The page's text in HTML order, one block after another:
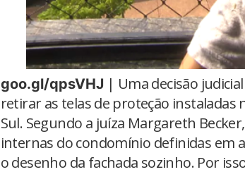
goo.gl/qpsVHJ | Uma decisão
retirar as telas de proteção instaladas
Sul. Segundo a juíza Margareth
internas do condomínio definidas em
o desenho da fachada sozinho. Por